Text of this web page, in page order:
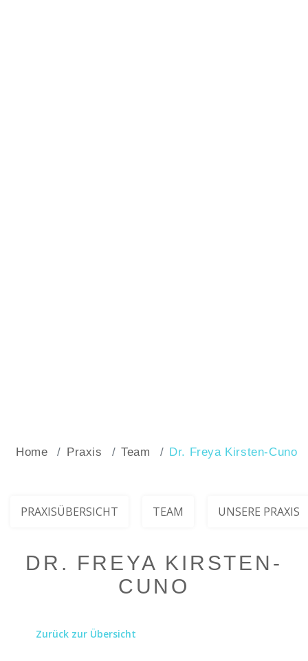
Home Praxis Team Dr. Freya Kirsten-Cuno
PRAXISÜBERSICHT TEAM UNSERE PRAXIS
DR. FREYA KIRSTEN-
CUNO
Zurück zur Übersicht